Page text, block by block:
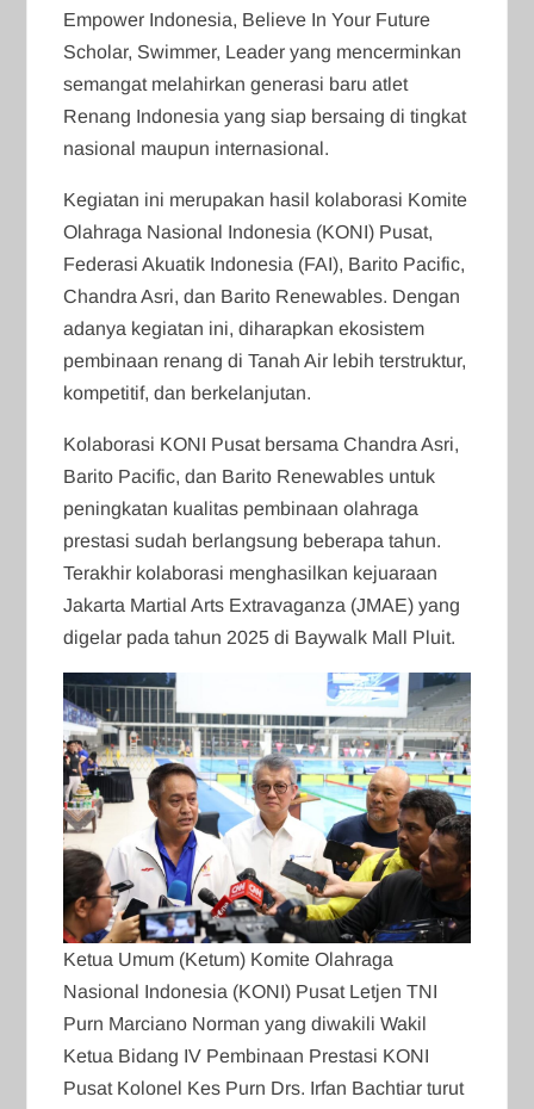
Empower Indonesia, Believe In Your Future
Scholar, Swimmer, Leader yang mencerminkan
semangat melahirkan generasi baru atlet
Renang Indonesia yang siap bersaing di tingkat
nasional maupun internasional.
Kegiatan ini merupakan hasil kolaborasi Komite
Olahraga Nasional Indonesia (KONI) Pusat,
Federasi Akuatik Indonesia (FAI), Barito Pacific,
Chandra Asri, dan Barito Renewables. Dengan
adanya kegiatan ini, diharapkan ekosistem
pembinaan renang di Tanah Air lebih terstruktur,
kompetitif, dan berkelanjutan.
Kolaborasi KONI Pusat bersama Chandra Asri,
Barito Pacific, dan Barito Renewables untuk
peningkatan kualitas pembinaan olahraga
prestasi sudah berlangsung beberapa tahun.
Terakhir kolaborasi menghasilkan kejuaraan
Jakarta Martial Arts Extravaganza (JMAE) yang
digelar pada tahun 2025 di Baywalk Mall Pluit.
Ketua Umum (Ketum) Komite Olahraga
Nasional Indonesia (KONI) Pusat Letjen TNI
Purn Marciano Norman yang diwakili Wakil
Ketua Bidang IV Pembinaan Prestasi KONI
Pusat Kolonel Kes Purn Drs. Irfan Bachtiar turut